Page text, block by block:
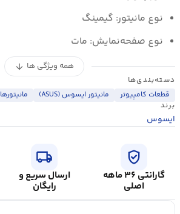
نوع مانیتور: گیمینگ
نوع صفحه‌نمایش: مات
همه ویژگی ها arrow_downward
دسته‌بندی‌ها
قطعات کامپیوتر
مانیتور ایسوس (ASUS)
مانیتورها
برند
ایسوس
verified_user
گارانتی ۳۶ ماهه
اصلی
local_shipping
ارسال سریع و
رایگان